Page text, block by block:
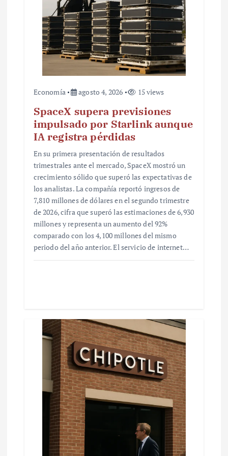
Economía agosto 4, 2026 15 views
SpaceX supera previsiones
impulsado por Starlink aunque
IA registra pérdidas
En su primera presentación de resultados
trimestrales ante el mercado, SpaceX mostró un
crecimiento sólido que superó las expectativas de
los analistas. La compañía reportó ingresos de
7,810 millones de dólares en el segundo trimestre
de 2026, cifra que superó las estimaciones de 6,930
millones y representa un aumento del 92%
comparado con los 4,100 millones del mismo
periodo del año anterior. El servicio de internet…